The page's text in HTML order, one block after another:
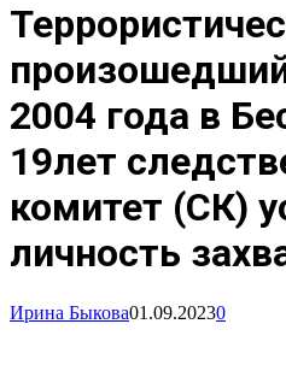
2004 года в
19лет
комитет (СК)
личность
Ирина Быкова01.09.20230